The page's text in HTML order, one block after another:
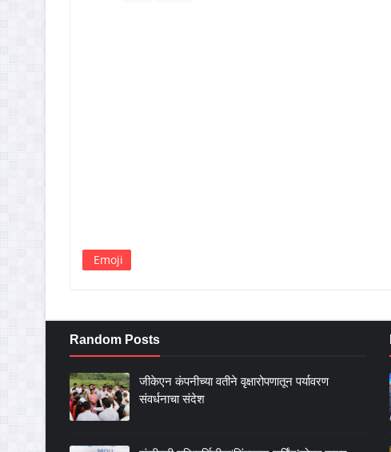
Emoji
Random Posts
जीकेएन कंपनीच्या वतीने वृक्षारोपणातून पर्यावरण
संवर्धनाचा संदेश